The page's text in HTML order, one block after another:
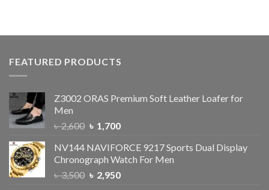
FEATURED PRODUCTS
Z3002 ORAS Premium Soft Leather Loafer for
Men
৳2,600 ৳ 1,700
NV144 NAVIFORCE 9217 Sports Dual Display
Chronograph Watch For Men
৳3,500 ৳ 2,950